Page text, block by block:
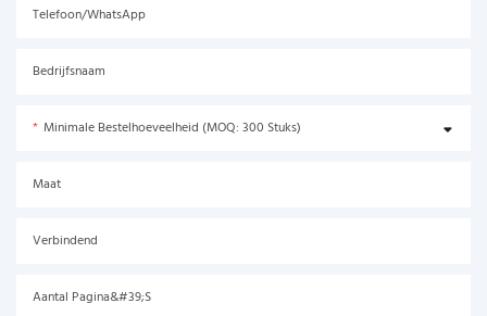
Telefoon/WhatsApp
Bedrijfsnaam
Minimale Bestelhoeveelheid (MOQ: 300 Stuks)
Maat
Verbindend
Aantal Pagina&#39;s